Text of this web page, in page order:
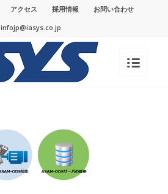
アクセス 採用情報
お問い合わせ
infojp@iasys.co.jp